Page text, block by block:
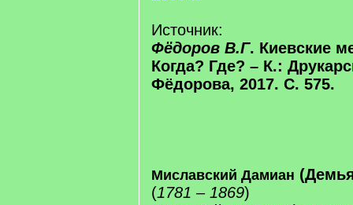
Источник:
Фёдоров В.Г. Киевские
Когда? Где? – К.:
Фёдорова, 2017. С. 575.
Миславский Дамиан
(1781 – 1869)